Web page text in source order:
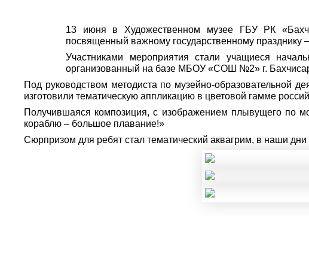
13 июня в Художественном музее ГБУ РК
посвященный важному государственному
Участниками мероприятия стали учащиеся
организованный на базе МБОУ «СОШ №2» г.
Под руководством методиста по музейно-образовательной
изготовили тематическую аппликацию в цветовой гамме
Получившаяся композиция, с изображением плывущего по
кораблю – большое плавание!»
Сюрпризом для ребят стал тематический аквагрим, в наши